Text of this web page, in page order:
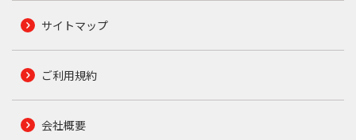
サイトマップ
ご利用規約
会社概要